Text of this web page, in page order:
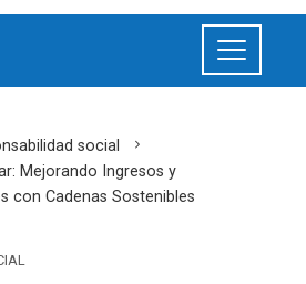
social
Mejorando Ingresos y
con Cadenas Sostenibles